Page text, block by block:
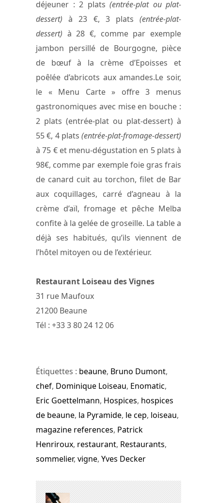
déjeuner : 2 plats (entrée-plat ou plat-
dessert) à 23 €, 3 plats (entrée-plat-
dessert) à 28 €, comme par exemple
jambon persillé de Bourgogne, pièce
de bœuf à la crème d’Epoisses et
poêlée d’abricots aux amandes.Le soir,
le « Menu Carte » offre 3 menus
gastronomiques avec mise en bouche :
2 plats (entrée-plat ou plat-dessert) à
55 €, 4 plats (entrée-plat-fromage-dessert)
à 75 € et menu-dégustation en 5 plats à
98€, comme par exemple foie gras frais
de canard cuit au torchon, filet de Bar
aux coquillages, carré d’agneau à la
crème d’aïl, fromage et pêche Melba
confite à la gelée de groseille. La table a
déjà ses habitués, qu’ils viennent de
l’hôtel mitoyen ou de l’extérieur.
Restaurant Loiseau des Vignes
31 rue Maufoux
21200 Beaune
Tél : +33 3 80 24 12 06
Étiquettes : beaune, Bruno Dumont,
chef, Dominique Loiseau, Enomatic,
Eric Goettelmann, Hospices, hospices
de beaune, la Pyramide, le cep, loiseau,
magazine references, Patrick
Henriroux, restaurant, Restaurants,
sommelier, vigne, Yves Decker